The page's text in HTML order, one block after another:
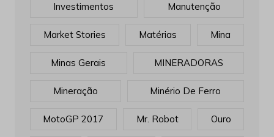
Investimentos Manutenção
Market Stories Matérias Mina
Minas Gerais MINERADORAS
Mineração Minério De Ferro
MotoGP 2017 Mr. Robot Ouro